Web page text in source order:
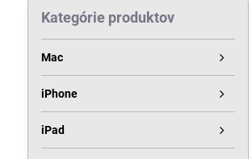
Kategórie produktov
Mac
iPhone
iPad